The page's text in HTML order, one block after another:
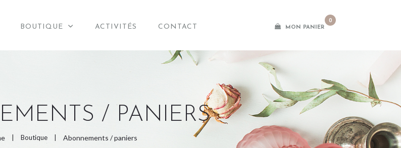
BOUTIQUE ACTIVITÉS CONTACT MON PANIER
0
/ PANIERS
Boutique Abonnements / paniers